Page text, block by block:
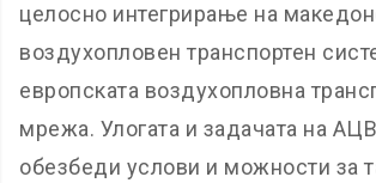
целосно интегрирање на
воздухопловен транспортен
европската воздухопловна
мрежа. Улогата и задачата на
обезбеди услови и можности за